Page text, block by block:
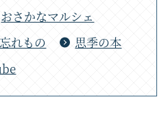
おさかなマルシェ
忘れもの
思季の本